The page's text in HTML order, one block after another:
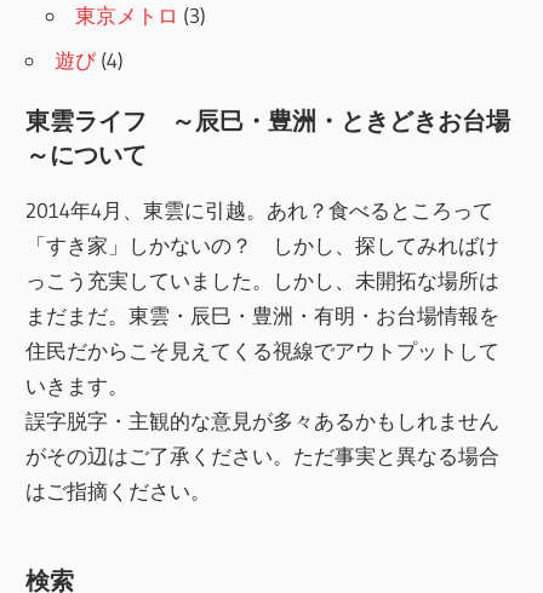
東京メトロ (3)
遊び (4)
東雲ライフ ～辰巳・豊洲・ときどきお台場
～について
2014年4月、東雲に引越。あれ？食べるところって
「すき家」しかないの？ しかし、探してみればけ
っこう充実していました。しかし、未開拓な場所は
まだまだ。東雲・辰巳・豊洲・有明・お台場情報を
住民だからこそ見えてくる視線でアウトプットして
いきます。
誤字脱字・主観的な意見が多々あるかもしれません
がその辺はご了承ください。ただ事実と異なる場合
はご指摘ください。
検索